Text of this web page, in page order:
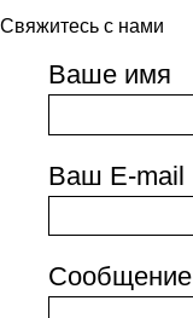
Свяжитесь с нами
Ваше имя
Ваш E-mail
Сообщение